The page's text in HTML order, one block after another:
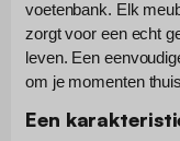
voetenbank. Elk
zorgt voor een echt
leven. Een
om je momenten
Een